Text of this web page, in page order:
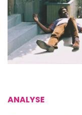
ANALYSE